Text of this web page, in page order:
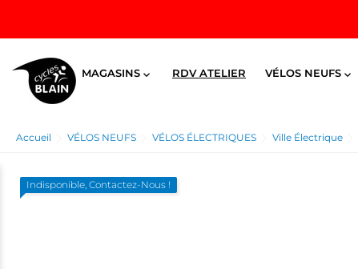
MAGASINS  RDV ATELIER VÉLOS NEUFS 
Accueil VÉLOS NEUFS VÉLOS ÉLECTRIQUES Ville Électrique
Indisponible, Contactez-Nous !